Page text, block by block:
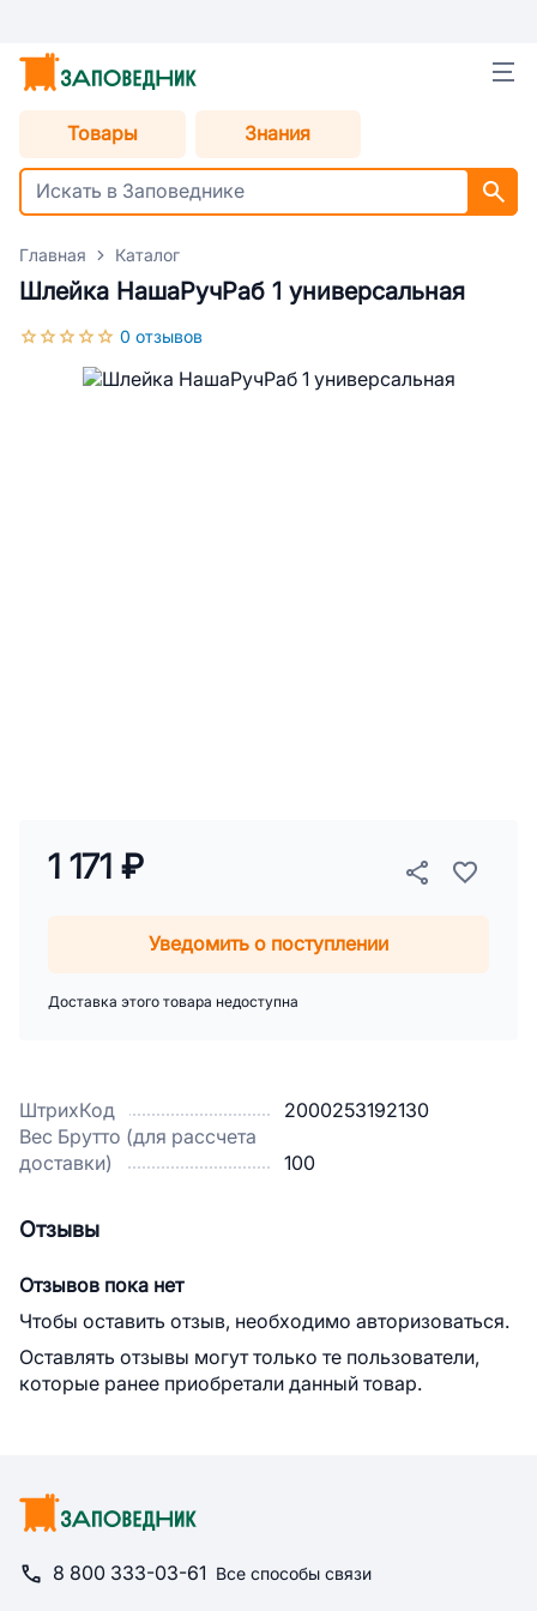
Товары Знания
Главная Каталог
Шлейка НашаРучРаб 1 универсальная
0 отзывов
ШтрихКод
2000253192130
Вес Брутто (для рассчета
доставки)
100
1 171 ₽
Уведомить о поступлении
Доставка этого товара недоступна
Отзывы
Отзывов пока нет
Чтобы оставить отзыв, необходимо авторизоваться.
Оставлять отзывы могут только те пользователи,
которые ранее приобретали данный товар.
8 800 333-03-61 Все способы связи